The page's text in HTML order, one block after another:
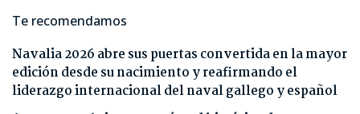
Te recomendamos
Navalia 2026 abre sus puertas convertida en la mayor
edición desde su nacimiento y reafirmando el
liderazgo internacional del naval gallego y español